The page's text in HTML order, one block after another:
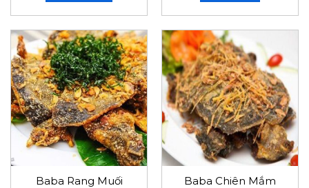
Baba Rang Muối Baba Chiên Mắm